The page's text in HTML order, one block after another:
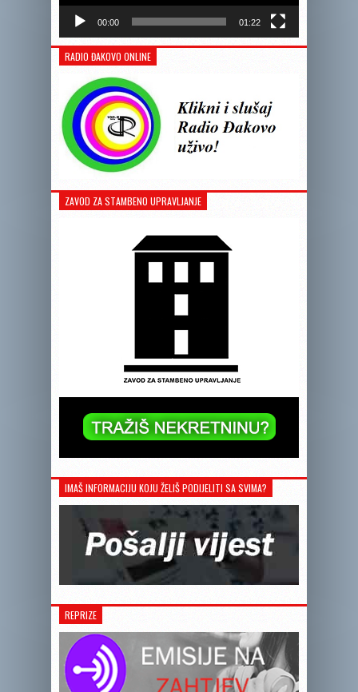
00:00 01:22
RADIO ĐAKOVO ONLINE
ZAVOD ZA STAMBENO UPRAVLJANJE
IMAŠ INFORMACIJU KOJU ŽELIŠ PODIJELITI SA SVIMA?
REPRIZE